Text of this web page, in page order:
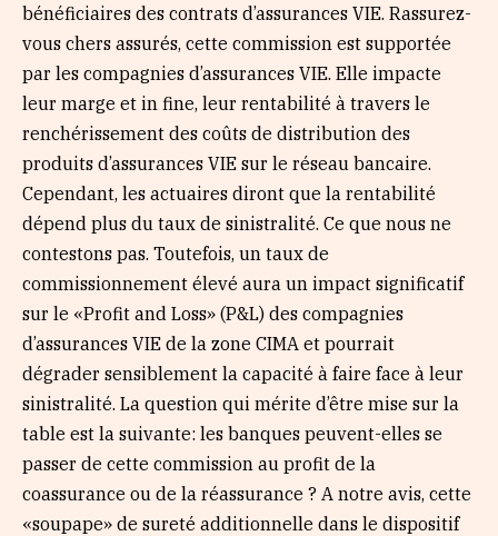
bénéficiaires des contrats d’assurances VIE. Rassurez-
vous chers assurés, cette commission est supportée
par les compagnies d’assurances VIE. Elle impacte
leur marge et in fine, leur rentabilité à travers le
renchérissement des coûts de distribution des
produits d’assurances VIE sur le réseau bancaire.
Cependant, les actuaires diront que la rentabilité
dépend plus du taux de sinistralité. Ce que nous ne
contestons pas. Toutefois, un taux de
commissionnement élevé aura un impact significatif
sur le «Profit and Loss» (P&L) des compagnies
d’assurances VIE de la zone CIMA et pourrait
dégrader sensiblement la capacité à faire face à leur
sinistralité. La question qui mérite d’être mise sur la
table est la suivante: les banques peuvent-elles se
passer de cette commission au profit de la
coassurance ou de la réassurance ? A notre avis, cette
«soupape» de sureté additionnelle dans le dispositif